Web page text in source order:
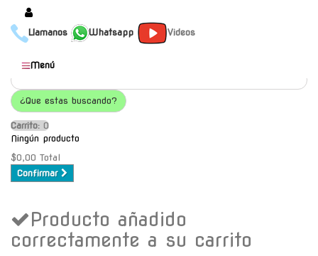
Llamanos Whatsapp Videos
Productos
Populares
Categorías
Marcas
Mayoristas
Contacto
Envío gratis a C.A.B.A. a
partir de $30000
Menú
¿Que estas buscando?
Carrito: O
Ningún producto
$0,00 Total
Confirmar
Producto añadido
correctamente a su carrito